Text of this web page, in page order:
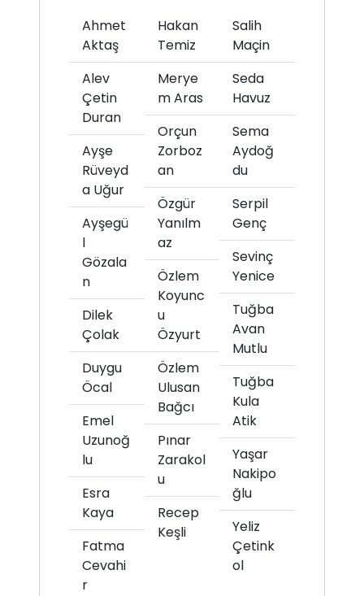
Ahmet
Aktaş
Alev
Çetin
Duran
Ayşe
Rüveyd
a Uğur
Ayşegü
l
Gözala
n
Dilek
Çolak
Duygu
Öcal
Emel
Uzunoğ
lu
Esra
Kaya
Fatma
Cevahi
r
Hakan
Temiz
Merye
m Aras
Orçun
Zorboz
an
Özgür
Yanılm
az
Özlem
Koyunc
u
Özyurt
Özlem
Ulusan
Bağcı
Pınar
Zarakol
u
Recep
Keşli
Salih
Maçin
Seda
Havuz
Sema
Aydoğ
du
Serpil
Genç
Sevinç
Yenice
Tuğba
Avan
Mutlu
Tuğba
Kula
Atik
Yaşar
Nakipo
ğlu
Yeliz
Çetink
ol